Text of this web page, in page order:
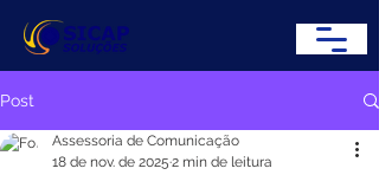
Post
Assessoria de Comunicação
18 de nov. de 2025 2 min de leitura